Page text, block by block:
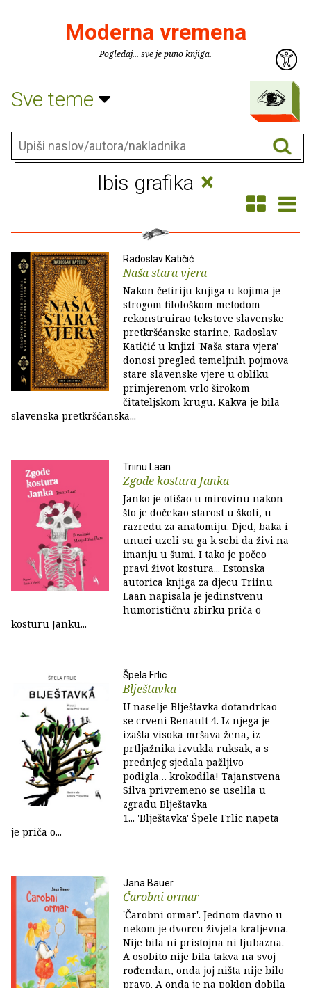
Moderna vremena
Pogledaj... sve je puno knjiga.
Sve teme
Ibis grafika ×
Radoslav Katičić
Naša stara vjera
Nakon četiriju knjiga u kojima je
strogom filološkom metodom
rekonstruirao tekstove slavenske
pretkršćanske starine, Radoslav
Katičić u knjizi 'Naša stara vjera'
donosi pregled temeljnih pojmova
stare slavenske vjere u obliku
primjerenom vrlo širokom
čitateljskom krugu. Kakva je bila
slavenska pretkršćanska...
Triinu Laan
Zgode kostura Janka
Janko je otišao u mirovinu nakon
što je dočekao starost u školi, u
razredu za anatomiju. Djed, baka i
unuci uzeli su ga k sebi da živi na
imanju u šumi. I tako je počeo
pravi život kostura... Estonska
autorica knjiga za djecu Triinu
Laan napisala je jedinstvenu
humorističnu zbirku priča o
kosturu Janku...
Špela Frlic
Blještavka
U naselje Blještavka dotandrkao
se crveni Renault 4. Iz njega je
izašla visoka mršava žena, iz
prtljažnika izvukla ruksak, a s
prednjeg sjedala pažljivo
podigla… krokodila! Tajanstvena
Silva privremeno se uselila u
zgradu Blještavka
1... 'Blještavka' Špele Frlic napeta
je priča o...
Jana Bauer
Čarobni ormar
'Čarobni ormar'. Jednom davno u
nekom je dvorcu živjela kraljevna.
Nije bila ni pristojna ni ljubazna.
A osobito nije bila takva na svoj
rođendan, onda joj ništa nije bilo
pravo. A onda je na poklon dobila